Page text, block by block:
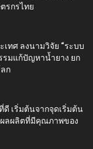
รกรไทย
เทศ ลงนามวิจัย “ระบบ
รมแก้ปัญหาน้ำยาง ยก
ก
ดี เริ่มต้นจากจุดเริ่มต้น
ผลผลิตที่มีคุณภาพของ